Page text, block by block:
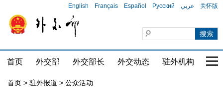
English Français Español Русский عربي 关怀版
首页 外交部 外交部长 外交动态 驻外机构 国
首页 > 驻外报道 > 公众活动